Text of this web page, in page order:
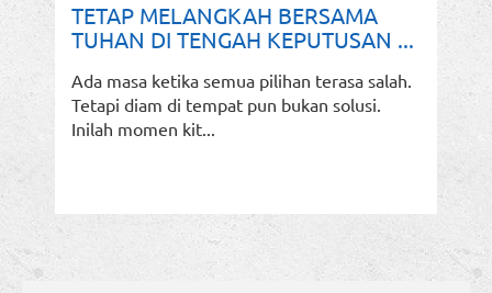
TETAP MELANGKAH BERSAMA
TUHAN DI TENGAH KEPUTUSAN ...
Ada masa ketika semua pilihan terasa salah.
Tetapi diam di tempat pun bukan solusi.
Inilah momen kit...